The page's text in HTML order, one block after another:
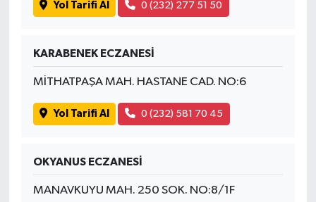
Yol Tarifi Al 0 (232) 277 51 50
KARABENEK ECZANESİ
MİTHATPAŞA MAH. HASTANE CAD. NO:6
Yol Tarifi Al 0 (232) 581 70 45
OKYANUS ECZANESİ
MANAVKUYU MAH. 250 SOK. NO:8/1F